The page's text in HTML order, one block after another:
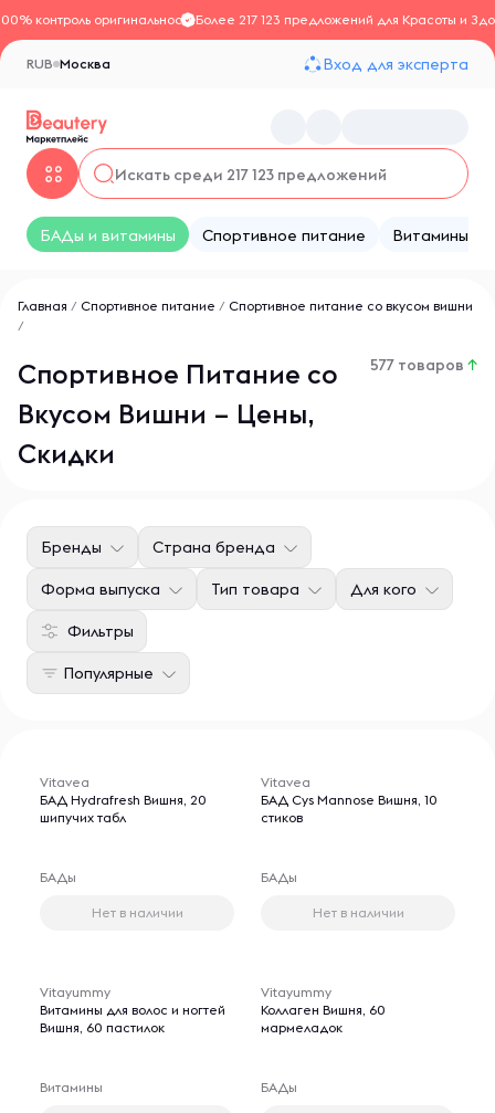
контроль оригинальностиБолее 217 123 предложений для Красоты и
Москва
RUB Вход для эксперта
БАДы и витамины Спортивное питание Витамины
Главная / Спортивное питание / Спортивное питание со вкусом вишни
/
Спортивное Питание со
Вкусом Вишни – Цены,
Скидки
577 товаров ↑
Фильтры
Бренды Страна бренда
Форма выпуска Тип товара Для кого
Популярные
Vitavea
БАД Hydrafresh Вишня, 20
шипучих табл
БАДы
Нет в наличии
Vitavea
БАД Cys Mannose Вишня, 10
стиков
БАДы
Нет в наличии
Vitayummy
Витамины для волос и ногтей
Вишня, 60 пастилок
Витамины
Vitayummy
Коллаген Вишня, 60
мармеладок
БАДы